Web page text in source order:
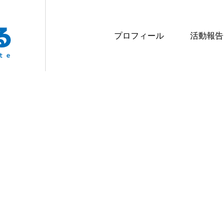
プロフィール 活動報告